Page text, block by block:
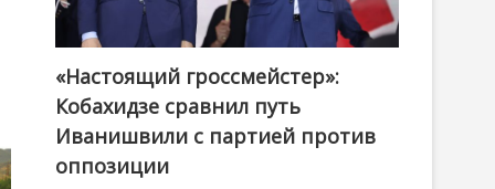
@ქართული ოცნება / Georgian Dream
«Настоящий гроссмейстер»:
Кобахидзе сравнил путь
Иванишвили с партией против
оппозиции